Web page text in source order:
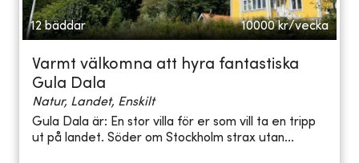
12 bäddar 10000 kr/vecka
Varmt välkomna att hyra fantastiska
Gula Dala
Natur, Landet, Enskilt
Gula Dala är: En stor villa för er som vill ta en tripp
ut på landet. Söder om Stockholm strax utan...